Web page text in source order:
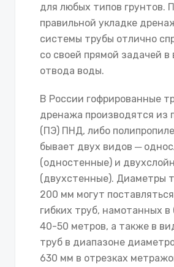
для любых типов грунтов.
правильной укладке
системы трубы отлично
со своей прямой задачей в
отвода воды.
В России гофрированные
дренажа производятся из
(ПЭ) ПНД, либо
бывает двух видов ─
(одностенные) и
(двухстенные). Диаметры
200 мм могут
гибких труб, намотанных в
40-50 метров, а также в
труб в диапазоне
630 мм в отрезках